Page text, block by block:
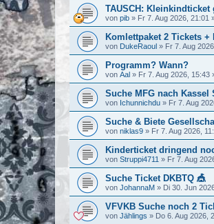
TAUSCH:
von pib » Fr 7. Aug 2026, 21:01
Komlettpaket 2 Tickets +
von DukeRaoul » Fr 7. Aug
Programm? Wann?
von Aal » Fr 7. Aug 2026, 15:43
Suche MFG nach Kassel
von Ichunnichdu » Fr 7. Aug
Suche & Biete
von niklas9 » Fr 7. Aug 2026,
Kinderticket dringend
von Struppi4711 » Fr 7. Aug
Suche Ticket DKBTQ 🎪
von JohannaM » Di 30. Jun
VFVKB Suche noch 2
von Jählings » Do 6. Aug 2026,